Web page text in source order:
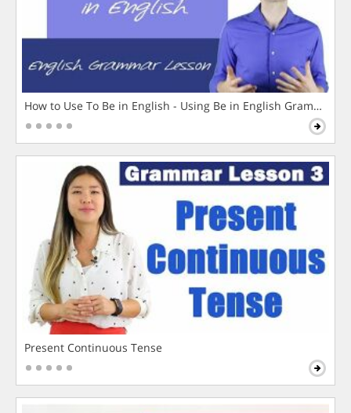
How to Use To Be in English - Using Be in English Grammar
Present Continuous Tense